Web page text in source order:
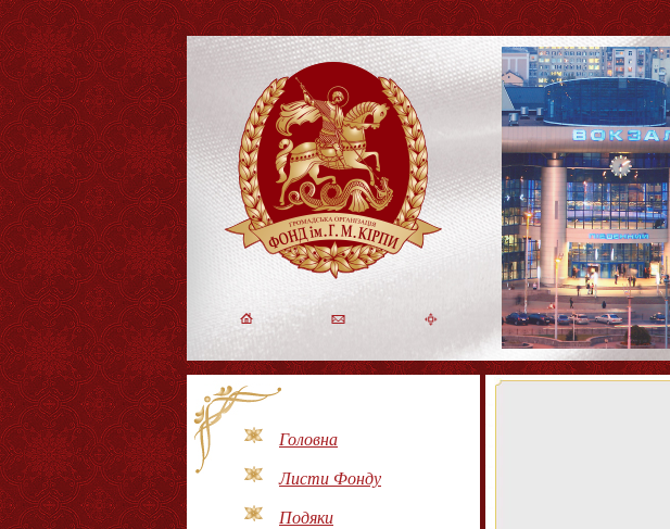
Головна
Листи Фонду
Подяки